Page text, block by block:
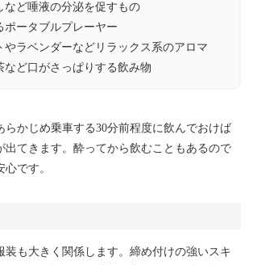
など唾液の分泌を促すもの
ポータブルプレーヤー
やラベンダーなどリラックス系のアロマ
など口がさっぱりする飲み物
らかじめ乗車する30分前程度に飲んでおけば
出てきます。酔ってから飲むこともあるので
です。
装も大きく関係します。締め付けの強いスキ